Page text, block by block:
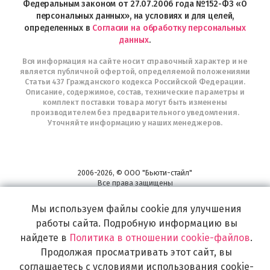
Федеральным законом от 27.07.2006 года №152-ФЗ «О
персональных данных», на условиях и для целей,
определенных в Согласии на обработку персональных
данных.
Вся информация на сайте носит справочный характер и не
является публичной офертой, определяемой положениями
Статьи 437 Гражданского кодекса Российской Федерации.
Описание, содержимое, состав, технические параметры и
комплект поставки товара могут быть изменены
производителем без предварительного уведомления.
Уточняйте информацию у наших менеджеров.
2006-2026, © ООО "Бьюти-стайл"
Все права защищены
Широкий выбор инструментов, аксессуаров и принадлежностей для
воплощения
самых изысканных и необычных идей по созданию Вашего образа и стиля.
Мы используем файлы cookie для улучшения
работы сайта. Подробную информацию вы
найдете в Политика в отношении cookie-файлов.
Продолжая просматривать этот сайт, вы
соглашаетесь с условиями использования cookie-